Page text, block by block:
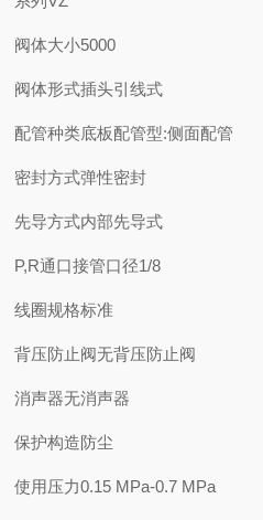
阀体大小5000
阀体形式插头引线式
配管种类底板配管型:侧面配管
密封方式弹性密封
先导方式内部先导式
P,R通口接管口径1/8
线圈规格标准
背压防止阀无背压防止阀
消声器无消声器
保护构造防尘
使用压力0.15 MPa-0.7 MPa